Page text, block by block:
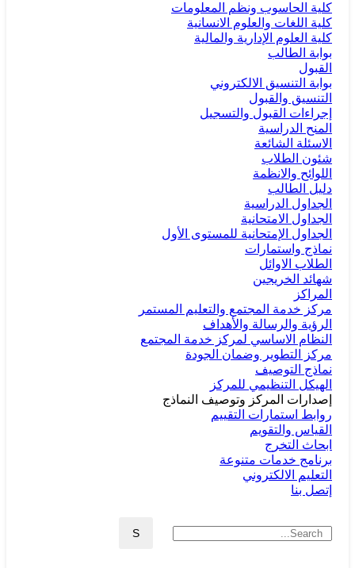
كلية الحاسوب ونظم المعلومات
كلية اللغات والعلوم الانسانية
كلية العلوم الإدارية والمالية
بوابة الطالب
القبول
بوابة التنسيق الالكتروني
التنسيق والقبول
إجراءات القبول والتسجيل
المنح الدراسية
الاسئلة الشائعة
شئون الطلاب
اللوائح والانظمة
دليل الطالب
الجداول الدراسية
الجداول الامتحانية
الجداول الإمتحانية للمستوى الأول
نماذج واستمارات
الطلاب الاوائل
شهائد الخريجين
المراكز
مركز خدمة المجتمع والتعليم المستمر
الرؤية والرسالة والأهداف
النظام الاساسي لمركز خدمة المجتمع
مركز التطوير وضمان الجودة
نماذج التوصيف
الهيكل التنظيمي للمركز
إصدارات المركز وتوصيف النماذج
روابط استمارات التقييم
القياس والتقويم
ابحاث التخرج
برنامج خدمات متنوعة
التعليم الالكتروني
إتصل بنا